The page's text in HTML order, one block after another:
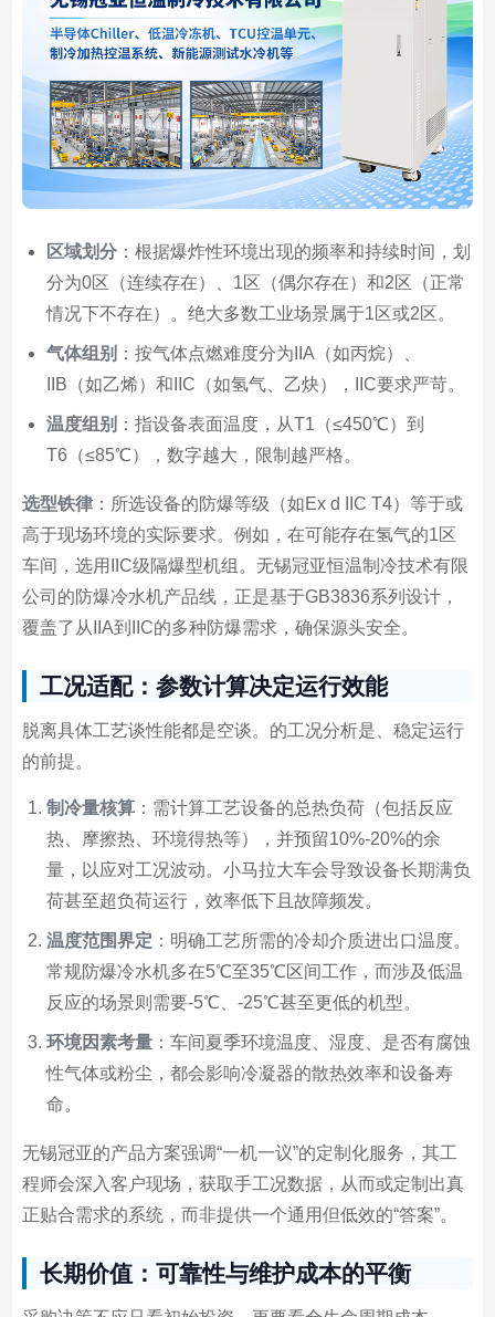
区域划分：根据爆炸性环境出现的频率和持续时间，划
分为0区（连续存在）、1区（偶尔存在）和2区（正常
情况下不存在）。绝大多数工业场景属于1区或2区。
气体组别 ：按气体点燃难度分为IIA（如丙烷）、
IIB（如乙烯）和IIC（如氢气、乙炔），IIC要求严苛。
温度组别 ：指设备表面温度，从T1（≤450℃）到
T6（≤85℃），数字越大，限制越严格。
选型铁律：所选设备的防爆等级（如Ex d IIC T4）等于或
高于现场环境的实际要求。例如，在可能存在氢气的1区
车间，选用IIC级隔爆型机组。无锡冠亚恒温制冷技术有限
公司的防爆冷水机产品线，正是基于GB3836系列设计，
覆盖了从IIA到IIC的多种防爆需求，确保源头安全。
工况适配：参数计算决定运行效能
脱离具体工艺谈性能都是空谈。的工况分析是、稳定运行
的前提。
制冷量核算：需计算工艺设备的总热负荷（包括反应
热、摩擦热、环境得热等），并预留10%-20%的余
量，以应对工况波动。小马拉大车会导致设备长期满负
荷甚至超负荷运行，效率低下且故障频发。
温度范围界定 ：明确工艺所需的冷却介质进出口温度。
常规防爆冷水机多在5℃至35℃区间工作，而涉及低温
反应的场景则需要-5℃、-25℃甚至更低的机型。
环境因素考量：车间夏季环境温度、湿度、是否有腐蚀
性气体或粉尘，都会影响冷凝器的散热效率和设备寿
命。
无锡冠亚的产品方案强调“一机一议”的定制化服务，其工
程师会深入客户现场，获取手工况数据，从而或定制出真
正贴合需求的系统，而非提供一个通用但低效的“答案”。
长期价值：可靠性与维护成本的平衡